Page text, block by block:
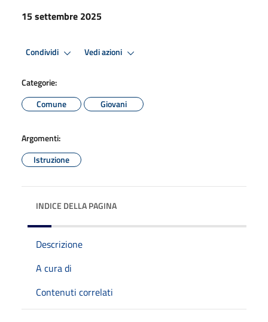
15 settembre 2025
Condividi Vedi azioni
Categorie:
Comune
Giovani
Argomenti:
Istruzione
INDICE DELLA PAGINA
Descrizione
A cura di
Contenuti correlati